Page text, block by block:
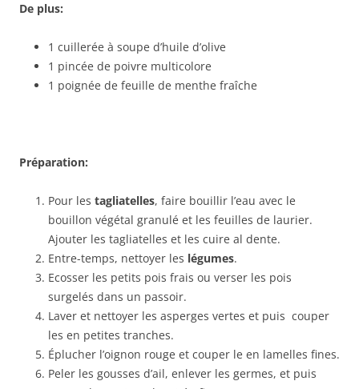
De plus:
1 cuillerée à soupe d’huile d’olive
1 pincée de poivre multicolore
1 poignée de feuille de menthe fraîche
Préparation:
Pour les tagliatelles, faire bouillir l’eau avec le
bouillon végétal granulé et les feuilles de laurier.
Ajouter les tagliatelles et les cuire al dente.
Entre-temps, nettoyer les légumes.
Ecosser les petits pois frais ou verser les pois
surgelés dans un passoir.
Laver et nettoyer les asperges vertes et puis couper
les en petites tranches.
Éplucher l’oignon rouge et couper le en lamelles fines.
Peler les gousses d’ail, enlever les germes, et puis